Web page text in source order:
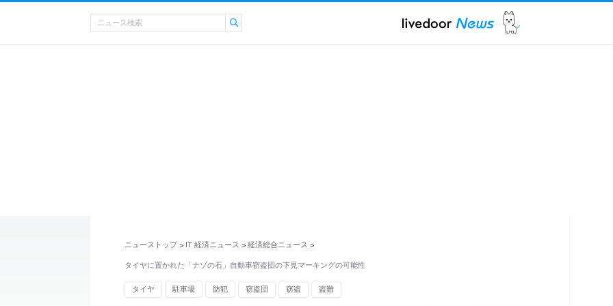
ニューストップ > IT 経済ニュース > 経済総合ニュース >
タイヤに置かれた「ナゾの石」自動車窃盗団の下見マーキングの可能性
タイヤ 駐車場 防犯 窃盗団 窃盗 盗難